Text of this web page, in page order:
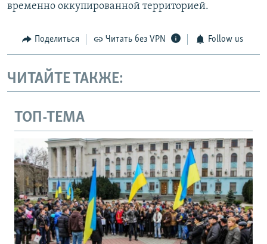
временно оккупированной территорией.
Поделиться Читать без VPN Follow us
ЧИТАЙТЕ ТАКЖЕ:
ТОП-ТЕМА